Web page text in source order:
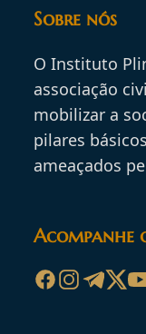
Sobre nós
O Instituto
associação
mobilizar a
pilares
ameaçados
Acompanhe